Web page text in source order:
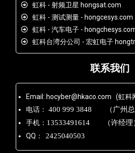
虹科 - 射频卫星 hongsat.com
虹科 - 测试测量 - hongcesys.com
虹科 - 汽车电子 -
虹科台湾分公司 - 宏虹电子
联系我们
Email: hocyber@hkaco.com (虹科
电话：
400 999 3848 （广州总
手机： 13533491614 （许经理
QQ： 2425040503